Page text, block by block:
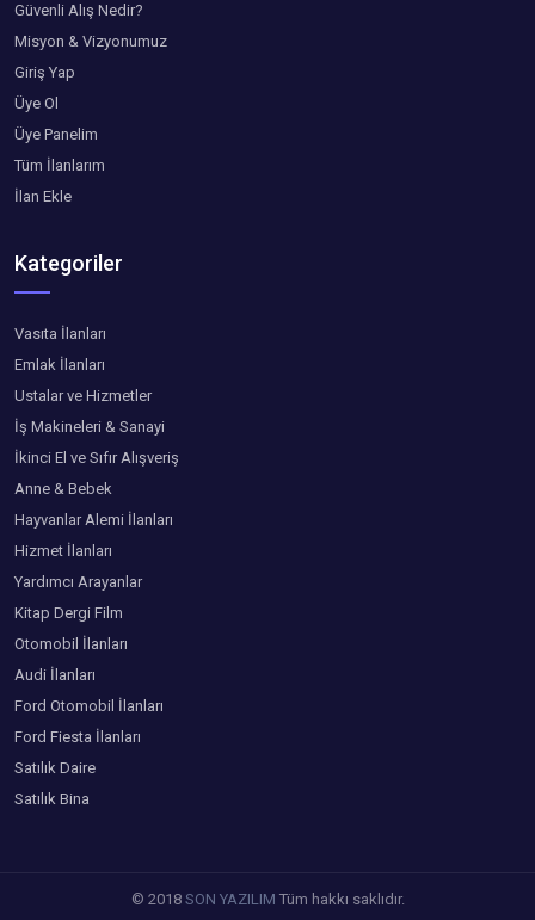
Güvenli Alış Nedir?
Misyon & Vizyonumuz
Giriş Yap
Üye Ol
Üye Panelim
Tüm İlanlarım
İlan Ekle
Kategoriler
Vasıta İlanları
Emlak İlanları
Ustalar ve Hizmetler
İş Makineleri & Sanayi
İkinci El ve Sıfır Alışveriş
Anne & Bebek
Hayvanlar Alemi İlanları
Hizmet İlanları
Yardımcı Arayanlar
Kitap Dergi Film
Otomobil İlanları
Audi İlanları
Ford Otomobil İlanları
Ford Fiesta İlanları
Satılık Daire
Satılık Bina
© 2018 SON YAZILIM Tüm hakkı saklıdır.